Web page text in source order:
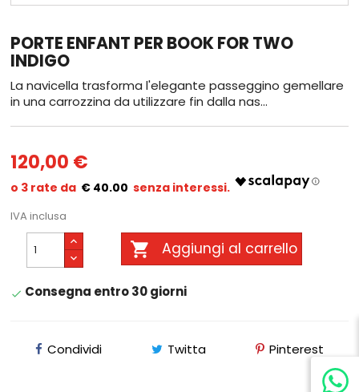
PORTE ENFANT PER BOOK FOR TWO
INDIGO
La navicella trasforma l'elegante passeggino gemellare
in una carrozzina da utilizzare fin dalla nas...
120,00 €
€ 40.00
IVA inclusa
 Aggiungi al carrello
 Consegna entro 30 giorni
Condividi Twitta Pinterest